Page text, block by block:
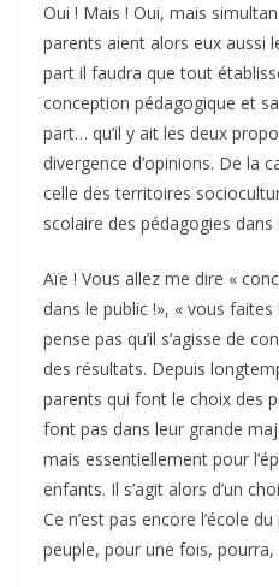
Oui ! Mais ! Oui, mais
parents aient alors eux aussi
part il faudra que tout
conception pédagogique et
part… qu’il y ait les deux
divergence d’opinions. De la
celle des territoires
scolaire des pédagogies
Aïe ! Vous allez me dire «
dans le public !», « vous faites
pense pas qu’il s’agisse de
des résultats. Depuis
parents qui font le choix des
font pas dans leur grande
mais essentiellement pour
enfants. Il s’agit alors d’un
Ce n’est pas encore l’école
peuple, pour une fois, pourra,